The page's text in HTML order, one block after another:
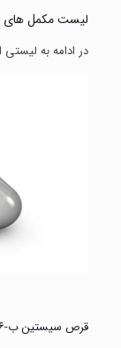
لیست مکمل های
در ادامه به
قرص سیستین ب-۶